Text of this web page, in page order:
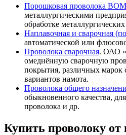
Порошковая проволока
металлургическими
обработке
Наплавочная и сварочная
автоматической или
Проволока сварочная. ОАО
омеднённую сварочную
покрытия, различных марок
вариантов намота.
Проволока общего
обыкновенного качества,
проволока и др.
Купить проволоку от